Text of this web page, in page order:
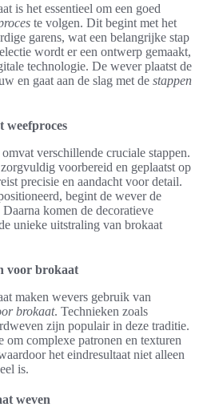
is het essentieel om een goed
te volgen. Dit begint met het
garens, wat een belangrijke stap
wordt er een ontwerp gemaakt,
technologie. De wever plaatst de
en gaat aan de slag met de stappen
weefproces
verschillende cruciale stappen.
voorbereid en geplaatst op
precisie en aandacht voor detail.
begint de wever de
komen de decoratieve
unieke uitstraling van brokaat
voor brokaat
maken wevers gebruik van
brokaat. Technieken zoals
zijn populair in deze traditie.
om complexe patronen en texturen
het eindresultaat niet alleen
is.
weven